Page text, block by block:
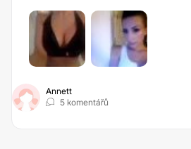
Annett
5 komentářů